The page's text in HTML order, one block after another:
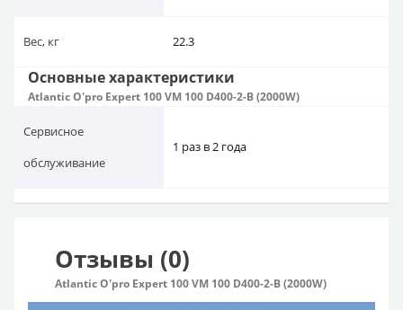
Вес, кг 22.3
Основные характеристики
Atlantic O'pro Expert 100 VM 100 D400-2-B (2000W)
Сервисное
обслуживание
1 раз в 2 года
Отзывы (0)
Atlantic O'pro Expert 100 VM 100 D400-2-B (2000W)